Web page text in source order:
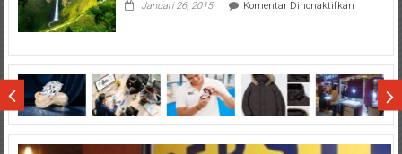
Januari 26, 2015 Komentar Dinonaktifkan
di
Wisata
Sumatera